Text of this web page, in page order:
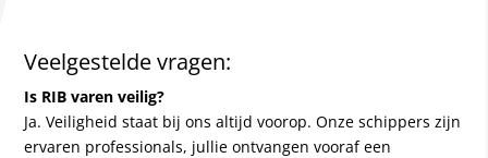
Veelgestelde vragen:
Is RIB varen veilig?
Ja. Veiligheid staat bij ons altijd voorop. Onze schippers zijn
ervaren professionals, jullie ontvangen vooraf een